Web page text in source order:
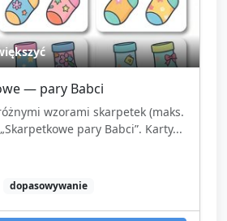
— pary Babci
wzorami skarpetek (maks.
pary Babci”. Karty...
dopasowywanie